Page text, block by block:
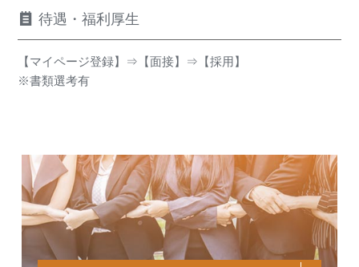
待遇・福利厚生
【マイページ登録】⇒【面接】⇒【採用】
※書類選考有